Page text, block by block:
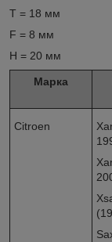
T = 18 мм
F = 8 мм
H = 20 мм
Марка
Citroen